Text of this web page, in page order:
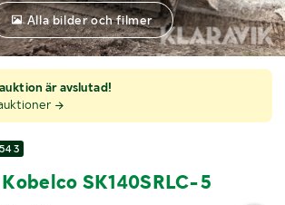
är avslutad!
SK140SRLC-5
Alla bilder och filmer